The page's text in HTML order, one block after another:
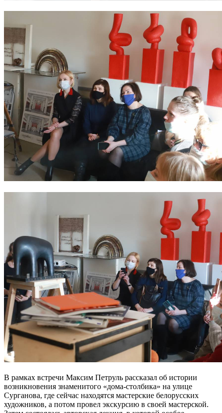
В рамках встречи Максим Петруль рассказал об истории
возникновения знаменитого «дома-столбика» на улице
Сурганова, где сейчас находятся мастерские белорусских
художников, а потом провел экскурсию в своей мастерской.